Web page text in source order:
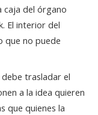
caja del órgano
El interior del
que no puede
trasladar el
a la idea quieren
que quienes la